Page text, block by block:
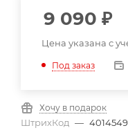
9 090 ₽
Цена указана с
Под заказ
Хочу в подарок
ШтрихКод —